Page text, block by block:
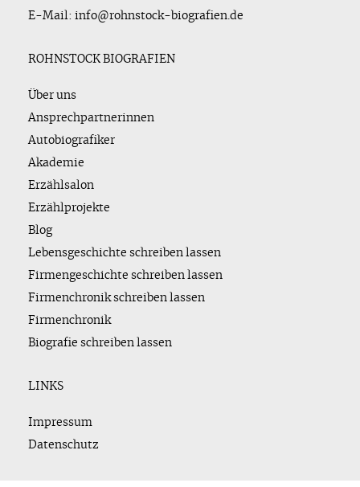
E-Mail: info@rohnstock-biografien.de
ROHNSTOCK BIOGRAFIEN
Über uns
Ansprechpartnerinnen
Autobiografiker
Akademie
Erzählsalon
Erzählprojekte
Blog
Lebensgeschichte schreiben lassen
Firmengeschichte schreiben lassen
Firmenchronik schreiben lassen
Firmenchronik
Biografie schreiben lassen
LINKS
Impressum
Datenschutz